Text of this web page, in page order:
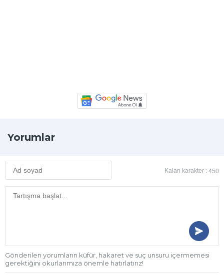
Yorumlar
Kalan karakter : 450
Gönderilen yorumların küfür, hakaret ve suç unsuru içermemesi
gerektiğini okurlarımıza önemle hatırlatırız!